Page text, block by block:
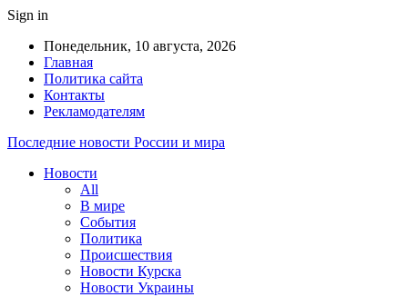
Sign in
Понедельник, 10 августа, 2026
Главная
Политика сайта
Контакты
Рекламодателям
Последние новости России и мира
Новости
All
В мире
События
Политика
Происшествия
Новости Курска
Новости Украины